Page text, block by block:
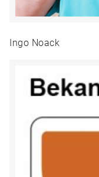
Ingo Noack